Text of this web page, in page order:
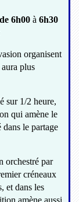
de 6h00 à 6h30
organisent
plus
sur 1/2 heure,
qui amène le
le partage
orchestré par
créneaux
et dans les